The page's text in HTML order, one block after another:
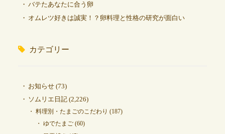
バテたあなたに合う卵
オムレツ好きは誠実！？卵料理と性格の研究が面白い
カテゴリー
お知らせ(73)
ソムリエ日記(2,226)
料理別・たまごのこだわり (187)
ゆでたまご(60)